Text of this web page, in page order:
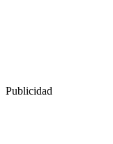
Publicidad